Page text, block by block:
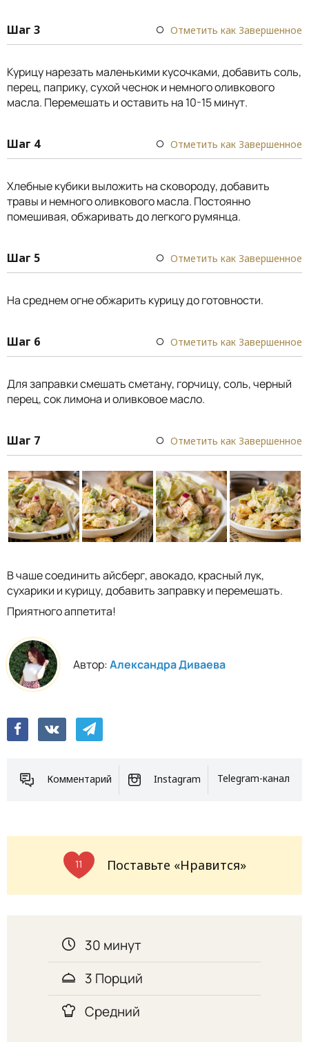
Шаг 3 Отметить как Завершенное
Курицу нарезать маленькими кусочками, добавить соль,
перец, паприку, сухой чеснок и немного оливкового
масла. Перемешать и оставить на 10-15 минут.
Шаг 4 Отметить как Завершенное
Хлебные кубики выложить на сковороду, добавить
травы и немного оливкового масла. Постоянно
помешивая, обжаривать до легкого румянца.
Шаг 5 Отметить как Завершенное
На среднем огне обжарить курицу до готовности.
Шаг 6 Отметить как Завершенное
Для заправки смешать сметану, горчицу, соль, черный
перец, сок лимона и оливковое масло.
Шаг 7 Отметить как Завершенное
В чаше соединить айсберг, авокадо, красный лук,
сухарики и курицу, добавить заправку и перемешать.
Приятного аппетита!
Автор:Александра Диваева
Комментарий Instagram Telegram-канал
11 Поставьте «Нравится»
30 минут
3 Порций
Средний